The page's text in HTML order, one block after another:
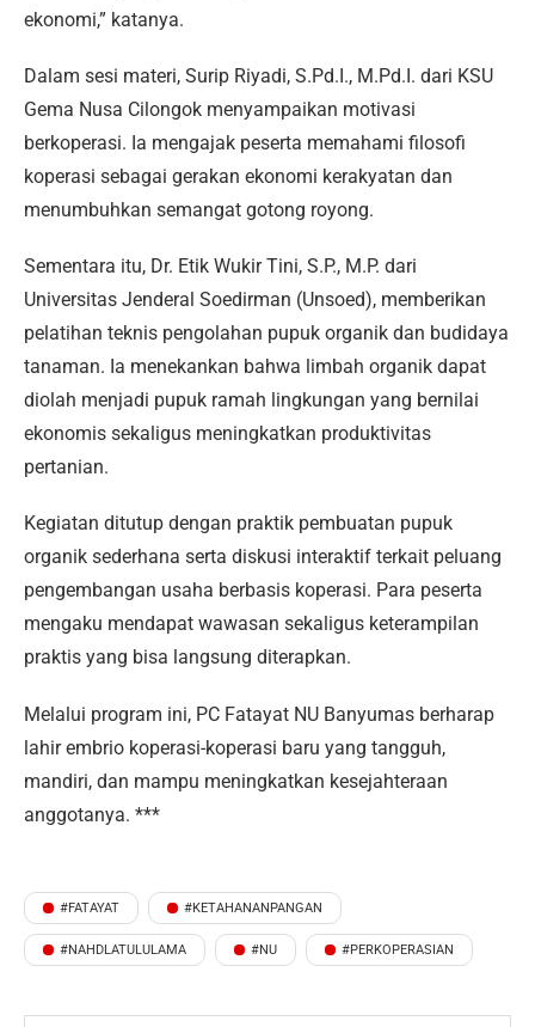
ekonomi,” katanya.
Dalam sesi materi, Surip Riyadi, S.Pd.I., M.Pd.I. dari KSU
Gema Nusa Cilongok menyampaikan motivasi
berkoperasi. Ia mengajak peserta memahami filosofi
koperasi sebagai gerakan ekonomi kerakyatan dan
menumbuhkan semangat gotong royong.
Sementara itu, Dr. Etik Wukir Tini, S.P., M.P. dari
Universitas Jenderal Soedirman (Unsoed), memberikan
pelatihan teknis pengolahan pupuk organik dan budidaya
tanaman. Ia menekankan bahwa limbah organik dapat
diolah menjadi pupuk ramah lingkungan yang bernilai
ekonomis sekaligus meningkatkan produktivitas
pertanian.
Kegiatan ditutup dengan praktik pembuatan pupuk
organik sederhana serta diskusi interaktif terkait peluang
pengembangan usaha berbasis koperasi. Para peserta
mengaku mendapat wawasan sekaligus keterampilan
praktis yang bisa langsung diterapkan.
Melalui program ini, PC Fatayat NU Banyumas berharap
lahir embrio koperasi-koperasi baru yang tangguh,
mandiri, dan mampu meningkatkan kesejahteraan
anggotanya. ***
#FATAYAT #KETAHANANPANGAN
#NAHDLATULULAMA #NU #PERKOPERASIAN